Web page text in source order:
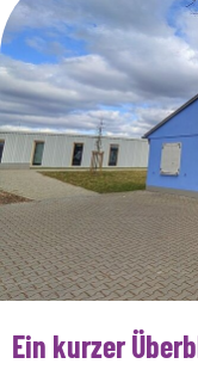
H
o
l
z
p
a
l
a
Ein kurzer